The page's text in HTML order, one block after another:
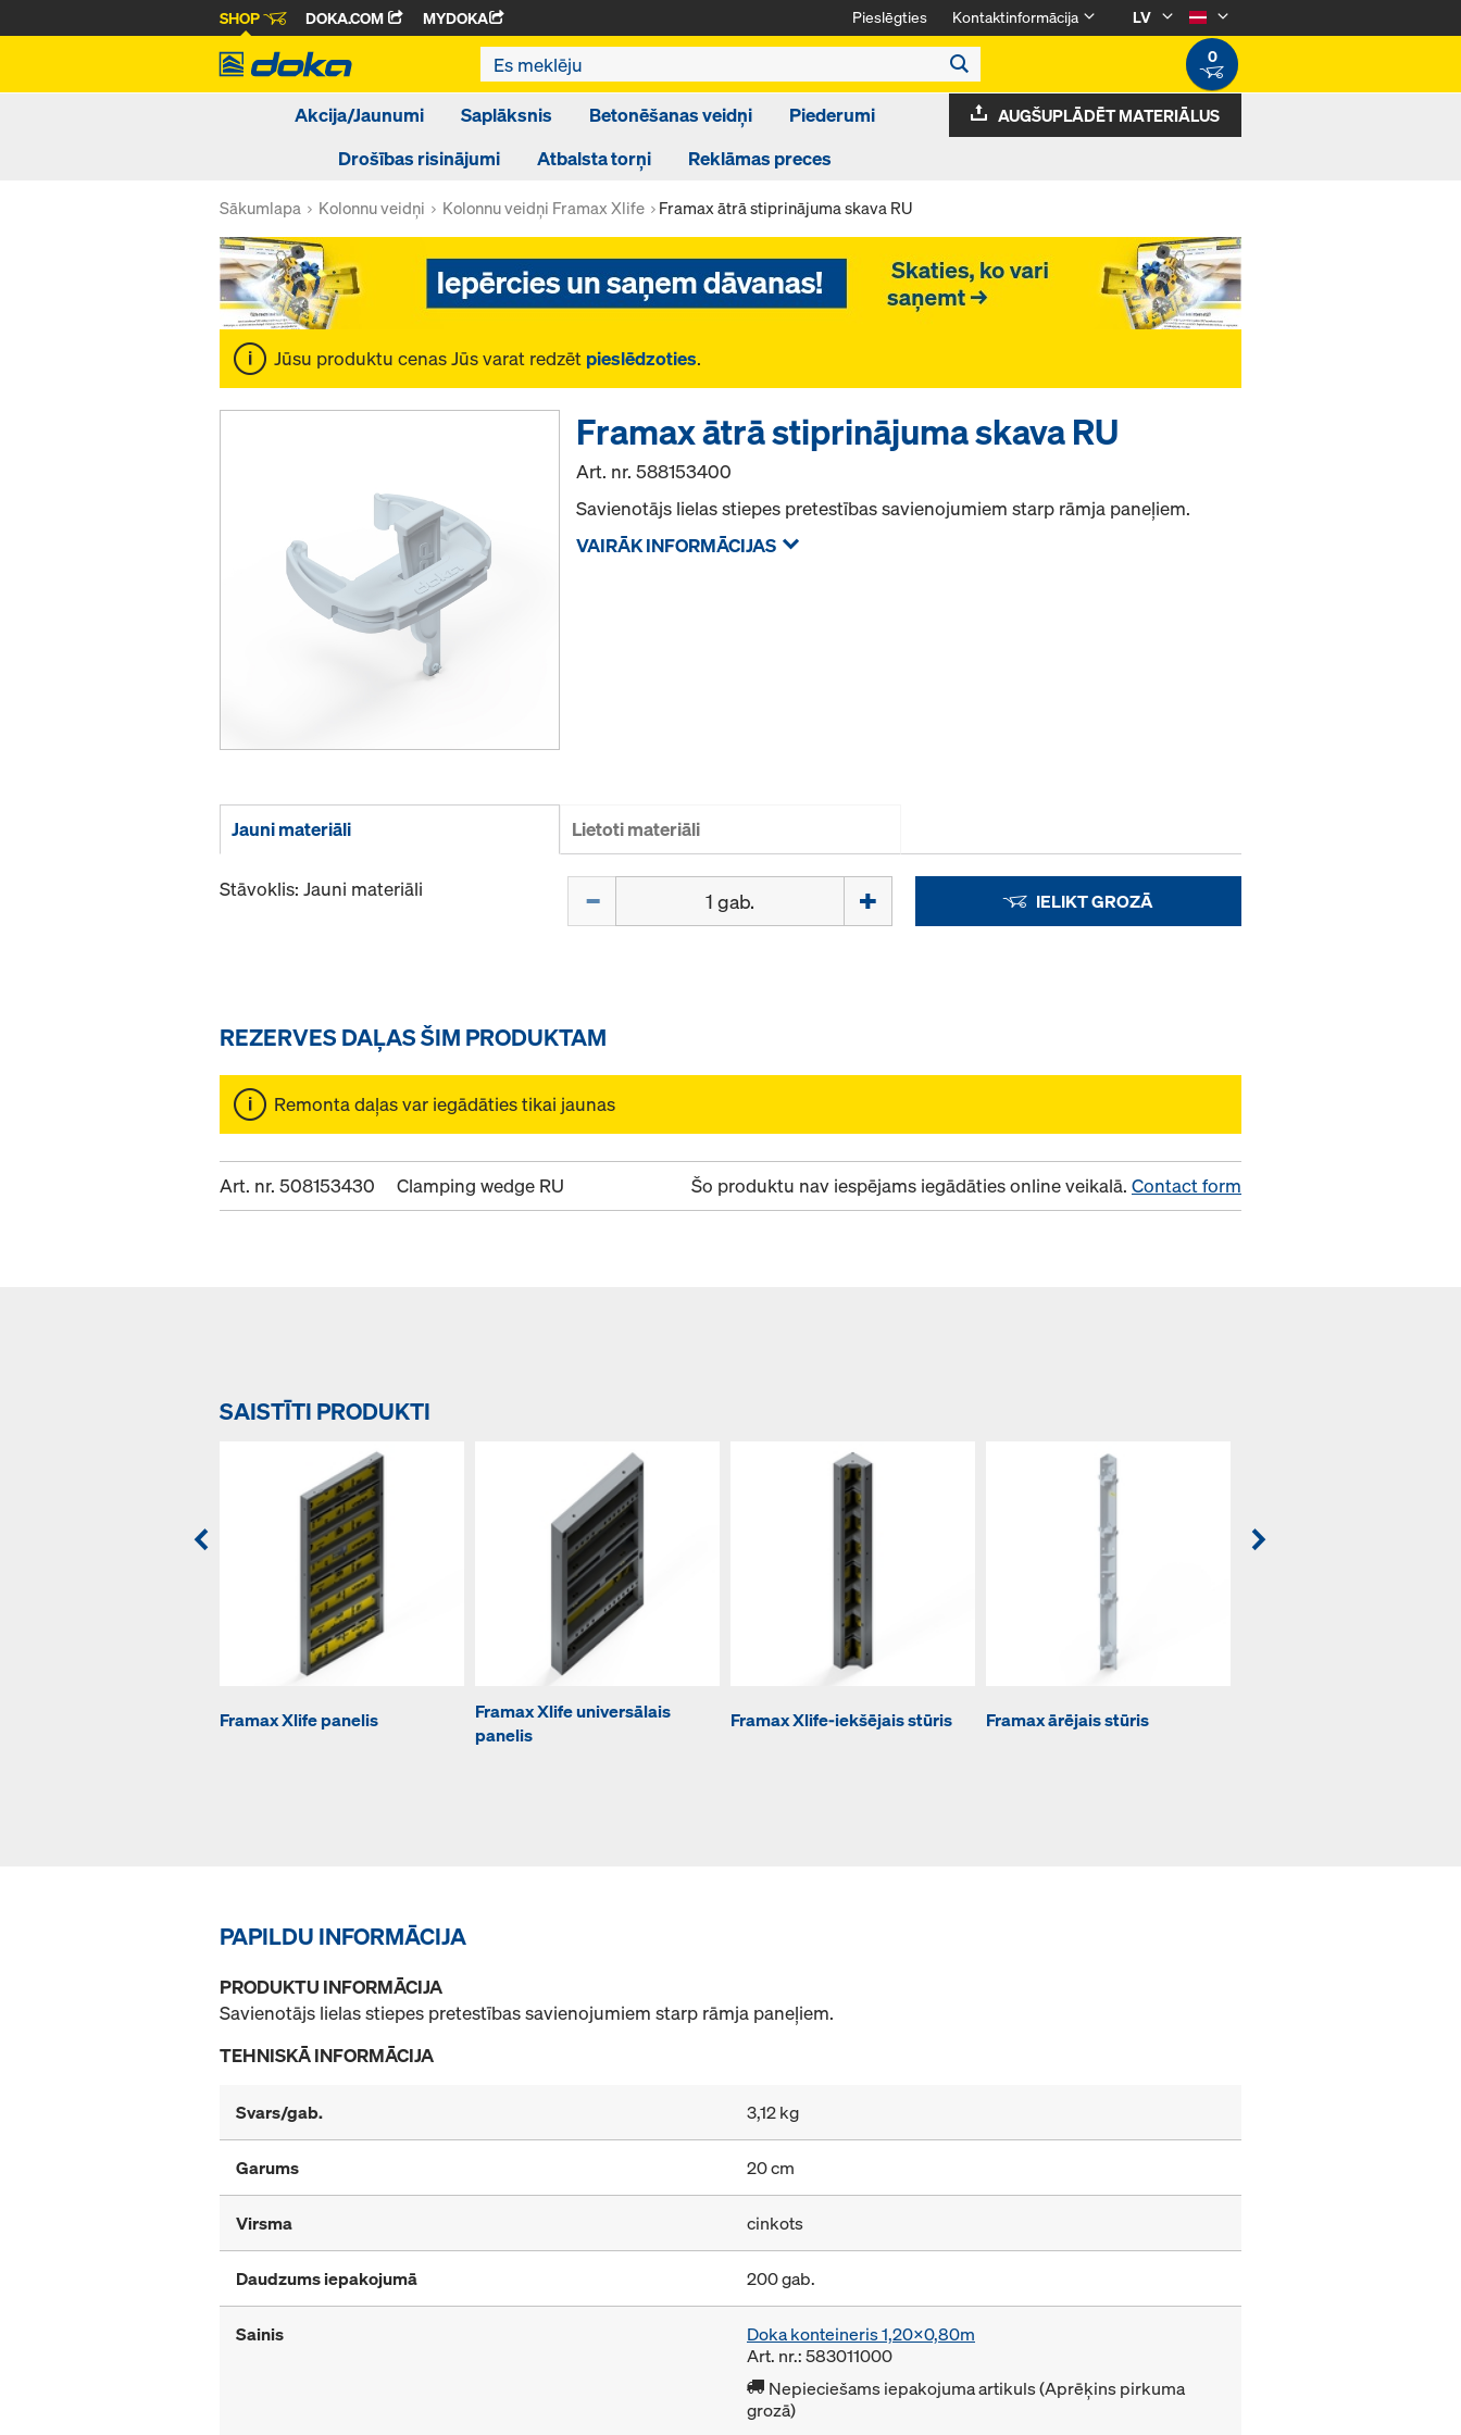
SHOP DOKA.COM MYDOKA Pieslēgties Kontaktinformācija
LV
0
Akcija/Jaunumi Saplāksnis Betonēšanas veidņi
Piederumi
Drošības risinājumi
Atbalsta torņi Reklāmas preces
AUGŠUPLĀDĒT MATERIĀLUS
Sākumlapa Kolonnu veidņi Kolonnu veidņi Framax Xlife Framax ātrā stiprinājuma skava RU
Jūsu produktu cenas Jūs varat redzēt pieslēdzoties.
Framax ātrā stiprinājuma skava RU
Art. nr.588153400
Savienotājs lielas stiepes pretestības savienojumiem starp rāmja paneļiem.
VAIRĀK INFORMĀCIJAS
Jauni materiāli Lietoti materiāli
Stāvoklis: Jauni materiāli IELIKT GROZĀ
REZERVES DAĻAS ŠIM PRODUKTAM
Remonta daļas var iegādāties tikai jaunas
Art. nr. 508153430 Clamping wedge RU Šo produktu nav iespējams iegādāties online veikalā. Contact form
SAISTĪTI PRODUKTI
Framax Xlife panelis
Framax Xlife universālais
panelis
Framax Xlife-iekšējais stūris Framax ārējais stūris
PAPILDU INFORMĀCIJA
PRODUKTU INFORMĀCIJA
Savienotājs lielas stiepes pretestības savienojumiem starp rāmja paneļiem.
TEHNISKĀ INFORMĀCIJA
Svars/gab. 3,12 kg
Garums 20 cm
Virsma cinkots
Daudzums iepakojumā 200 gab.
Sainis
Doka konteineris 1,20x0,80m
Art. nr.: 583011000
Nepieciešams iepakojuma artikuls (Aprēķins pirkuma
grozā)